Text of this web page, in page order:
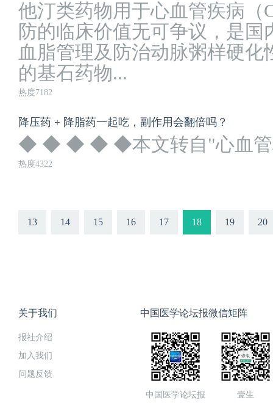
他汀类药物用于心血管疾病（
防的临床价值无可争议，是
血脂管理及防治动脉粥样硬化
的基石药物...
热度7182
降压药 + 降脂药一起吃，副作用会翻倍吗？
◆ ◆ ◆ ◆ ◆本文转自"心血管
热度4322
13 14 15 16 17 18 19 20
关于我们
报社介绍
加入我们
问题反馈
中国医学论坛报微信矩阵
中国医学论坛报 壹生